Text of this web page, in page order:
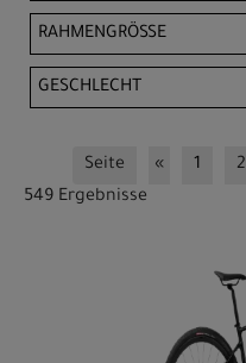
Orbea
RAHMENGRÖSSE
47 cm 49 cm
60 cm M
GESCHLECHT
Seite « 1 2
549 Ergebnisse